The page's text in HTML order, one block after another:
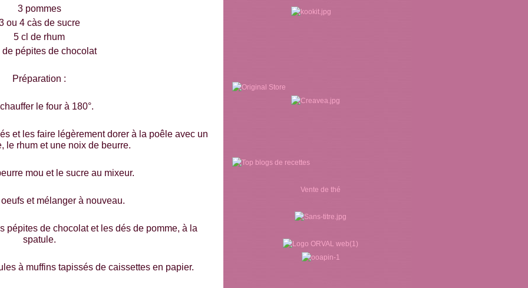
3 pommes
ou 4 càs de sucre
5 cl de rhum
de pépites de chocolat
Préparation :
le four à 180°.
et les faire légèrement dorer à la poêle avec un
le rhum et une noix de beurre.
mou et le sucre au mixeur.
et mélanger à nouveau.
pépites de chocolat et les dés de pomme, à la
spatule.
à muffins tapissés de caissettes en papier.
Vente de thé